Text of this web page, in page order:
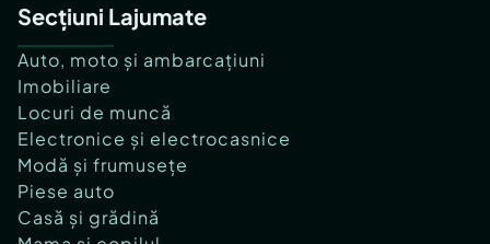
Secțiuni Lajumate
Auto, moto și ambarcațiuni
Imobiliare
Locuri de muncă
Electronice și electrocasnice
Modă și frumusețe
Piese auto
Casă și grădină